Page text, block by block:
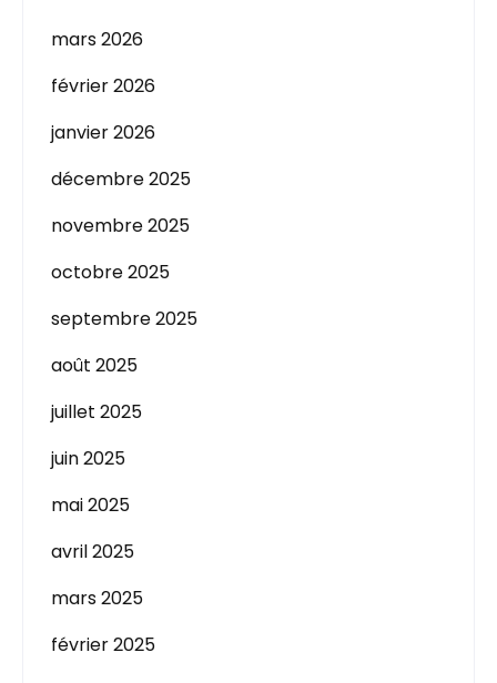
mars 2026
février 2026
janvier 2026
décembre 2025
novembre 2025
octobre 2025
septembre 2025
août 2025
juillet 2025
juin 2025
mai 2025
avril 2025
mars 2025
février 2025